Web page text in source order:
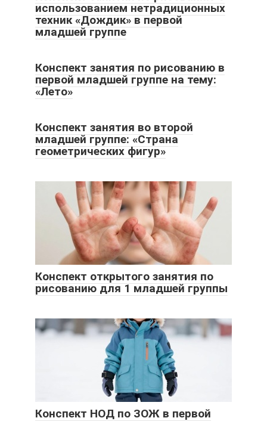
использованием нетрадиционных
техник «Дождик» в первой
младшей группе
Конспект занятия по рисованию в
первой младшей группе на тему:
«Лето»
Конспект занятия во второй
младшей группе: «Страна
геометрических фигур»
Конспект открытого занятия по
рисованию для 1 младшей группы
Конспект НОД по ЗОЖ в первой